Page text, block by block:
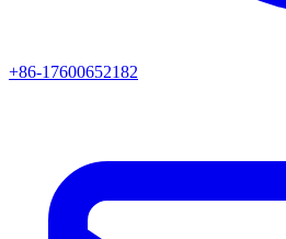
+86-17600652182